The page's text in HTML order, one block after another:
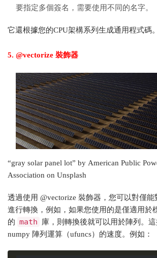
要指定多個簽名，需要使用不同的名字。
它還根據您的CPU架構系列生成通用程式碼。
5. @vectorize 裝飾器
“gray solar panel lot” by American Public
Association on Unsplash
透過使用 @vectorize 裝飾器，您可以對僅
進行轉換，例如，如果您使用的是僅適用於
的 math
庫，則轉換後就可以用於陣列。
numpy 陣列運算（ufuncs）的速度。例如：